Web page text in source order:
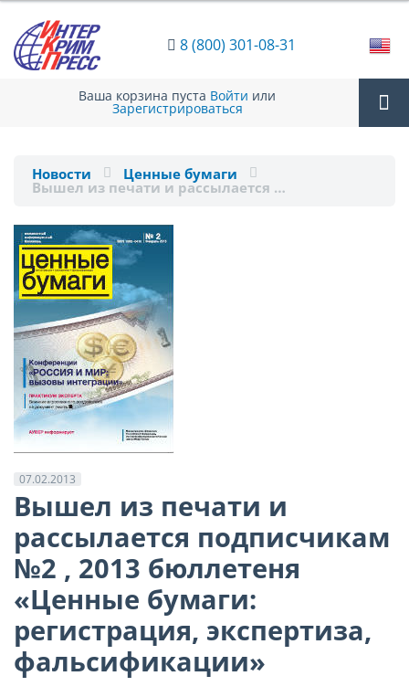
8 (800) 301-08-31
Ваша корзина пуста Войти или
Зарегистрироваться
Новости Ценные бумаги
Вышел из печати и рассылается …
07.02.2013
Вышел из печати и
рассылается подписчикам
№2 , 2013 бюллетеня
«Ценные бумаги:
регистрация, экспертиза,
фальсификации»